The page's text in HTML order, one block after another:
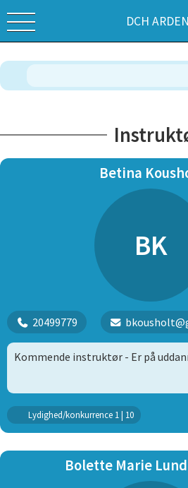
DCH ARDEN
Betina
BK
20499779
Kommende instruktør - Er på
Lydighed/konkurrence 1 | 10
Bolette Marie